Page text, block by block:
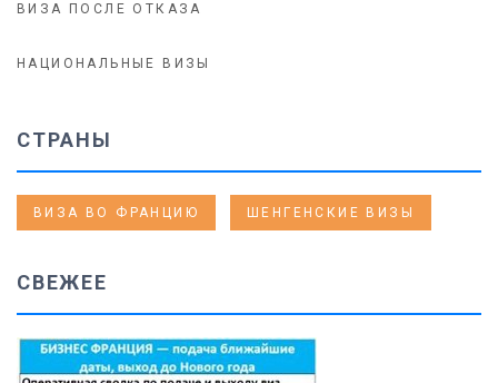
ВИЗА ПОСЛЕ ОТКАЗА
НАЦИОНАЛЬНЫЕ ВИЗЫ
СТРАНЫ
ВИЗА ВО ФРАНЦИЮ ШЕНГЕНСКИЕ ВИЗЫ
СВЕЖЕЕ